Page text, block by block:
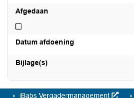
Afgedaan
Niet afgedaan
Datum afdoening
Bijlage(s)
iBabs Vergadermanagement